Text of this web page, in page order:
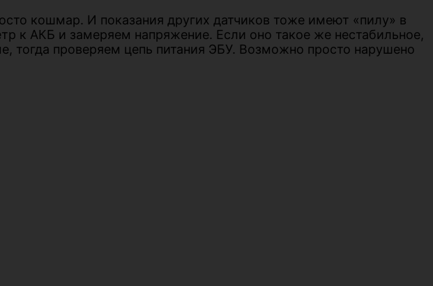
кошмар. И показания других датчиков тоже имеют «пилу» в
к АКБ и замеряем напряжение. Если оно такое же нестабильное,
тогда проверяем цепь питания ЭБУ. Возможно просто нарушено